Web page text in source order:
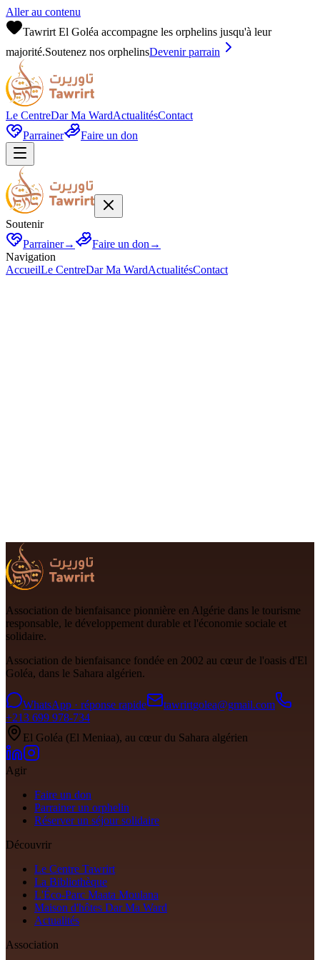
Aller au contenu
Tawrirt El Goléa accompagne les orphelins jusqu'à leur
majorité.Soutenez nos orphelinsDevenir parrain
Le CentreDar Ma WardActualitésContact
Parrainer
Faire un don
Soutenir
Parrainer→ Faire un don →
Navigation
AccueilLe CentreDar Ma WardActualitésContact
Association de bienfaisance pionnière en Algérie dans le tourisme
responsable, le développement durable et l'économie sociale et
solidaire.
Association de bienfaisance fondée en 2002 au cœur de l'oasis d'El
Goléa, dans le Sahara algérien.
WhatsApp · réponse rapide
tawrirtgolea@gmail.com
+213 699 978-734
El Goléa (El Meniaa), au cœur du Sahara algérien
Agir
Faire un don
Parrainer un orphelin
Réserver un séjour solidaire
Découvrir
Le Centre Tawrirt
La Bibliothèque
L'Éco-Parc Maata Moulana
Maison d'hôtes Dar Ma Ward
Actualités
Association